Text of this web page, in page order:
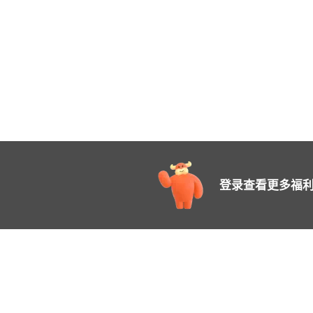
登录查看更多福